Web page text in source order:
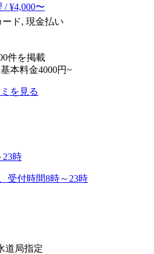
/ ¥4,000〜
ド, 現金払い
件を掲載
本料金4000円~
を見る
23時
受付時間8時～23時
道局指定